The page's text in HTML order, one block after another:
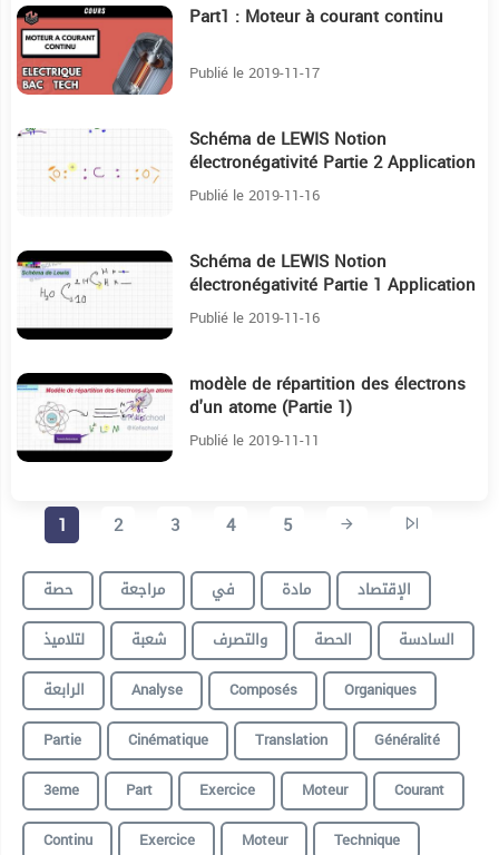
6:14 Part1 : Moteur à courant continu
Publié le 2019-11-17
39:11 Schéma de LEWIS Notion
électronégativité Partie 2 Application
Publié le 2019-11-16
22:56 Schéma de LEWIS Notion
électronégativité Partie 1 Application
Publié le 2019-11-16
13:57 modèle de répartition des électrons
d'un atome (Partie 1)
Publié le 2019-11-11
1 2 3 4 5
حصة مراجعة في مادة
الإقتصاد
لتلاميذ
شعبة والتصرف الحصة
السادسة
الرابعة
Analyse Composés
Organiques
Partie
Cinématique Translation
Généralité
3eme
Part Exercice Moteur
Courant
Continu
Exercice Moteur
Technique